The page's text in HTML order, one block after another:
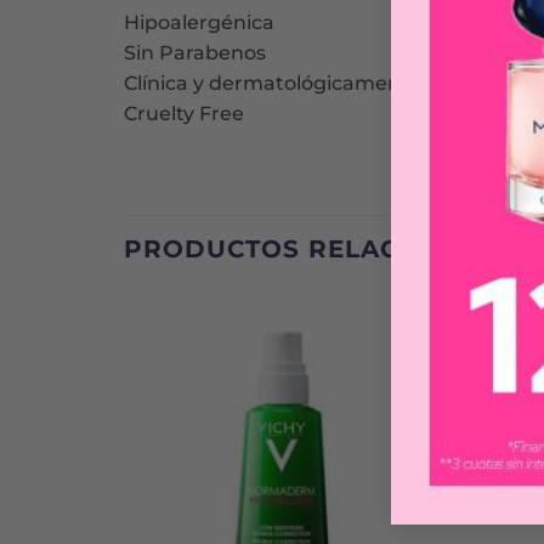
Hipoalergénica
Sin Parabenos
Clínica y dermatológicamente testeado
Cruelty Free
PRODUCTOS RELACIONADOS